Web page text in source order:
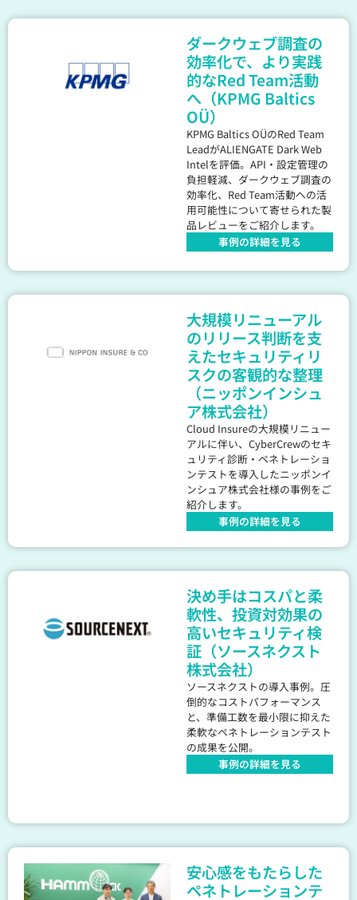
ダークウェブ調査の
効率化で、より実践
的なRed Team活動
へ（KPMG Baltics
OÜ）
KPMG Baltics OÜのRed Team
LeadがALIENGATE Dark Web
Intelを評価。API・設定管理の
負担軽減、ダークウェブ調査の
効率化、Red Team活動への活
用可能性について寄せられた製
品レビューをご紹介します。
事例の詳細を見る
大規模リニューアル
のリリース判断を支
えたセキュリティリ
スクの客観的な整理
（ニッポンインシュ
ア株式会社）
Cloud Insureの大規模リニュー
アルに伴い、CyberCrewのセキ
ュリティ診断・ペネトレーショ
ンテストを導入したニッポンイ
ンシュア株式会社様の事例をご
紹介します。
事例の詳細を見る
決め手はコスパと柔
軟性、投資対効果の
高いセキュリティ検
証（ソースネクスト
株式会社）
ソースネクストの導入事例。圧
倒的なコストパフォーマンス
と、準備工数を最小限に抑えた
柔軟なペネトレーションテスト
の成果を公開。
事例の詳細を見る
安心感をもたらした
ペネトレーションテ